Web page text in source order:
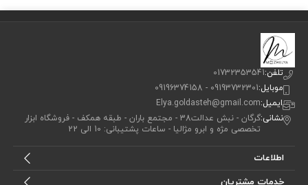
تلفن:01732353541
موبایل:09193732301 - 09196374158
ایمیل:Elya.goldasteh@gmail.com
نشانی:
گرگان - نبش عدالت38 - مجتمع باران - طبقه همکف - فروشگاه ابزار
تخصصی مژه و ابرو مژالیا - ساعات پشتیبانی: 10 الی 22
اطلاعات
خدمات مشتریان